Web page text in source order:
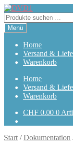
Zur
Navigation
springen
Zum
Inhalt
springen
Suchen
nach:
Menü
Home
Versand &
Warenkorb
Home
Versand &
Warenkorb
CHF 0.00 0
Start /Dokumentation